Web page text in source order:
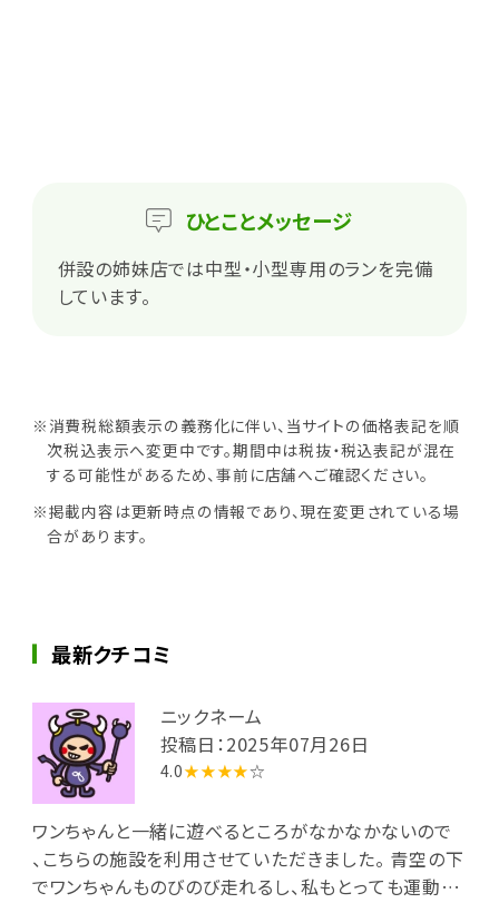
ひとことメッセージ
併設の姉妹店では中型・小型専用のランを完備
しています。
※消費税総額表示の義務化に伴い、当サイトの価格表記を順
次税込表示へ変更中です。期間中は税抜・税込表記が混在
する可能性があるため、事前に店舗へご確認ください。
※掲載内容は更新時点の情報であり、現在変更されている場
合があります。
最新クチコミ
ニックネーム
投稿日：2025年07月26日
4.0★★★★☆
ワンちゃんと一緒に遊べるところがなかなかないので
、こちらの施設を利用させていただきました。 青空の下
でワンちゃんものびのび走れるし、私もとっても運動に